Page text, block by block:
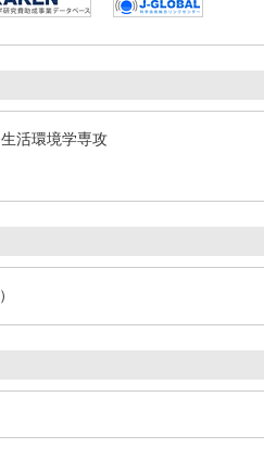
活環境学専攻